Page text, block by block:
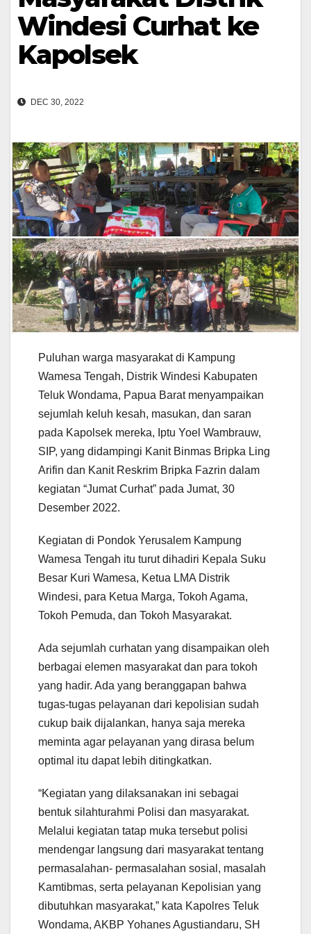
Windesi Curhat ke
Kapolsek
DEC 30, 2022
Puluhan warga masyarakat di Kampung
Wamesa Tengah, Distrik Windesi Kabupaten
Teluk Wondama, Papua Barat menyampaikan
sejumlah keluh kesah, masukan, dan saran
pada Kapolsek mereka, Iptu Yoel Wambrauw,
SIP, yang didampingi Kanit Binmas Bripka Ling
Arifin dan Kanit Reskrim Bripka Fazrin dalam
kegiatan “Jumat Curhat” pada Jumat, 30
Desember 2022.
Kegiatan di Pondok Yerusalem Kampung
Wamesa Tengah itu turut dihadiri Kepala Suku
Besar Kuri Wamesa, Ketua LMA Distrik
Windesi, para Ketua Marga, Tokoh Agama,
Tokoh Pemuda, dan Tokoh Masyarakat.
Ada sejumlah curhatan yang disampaikan oleh
berbagai elemen masyarakat dan para tokoh
yang hadir. Ada yang beranggapan bahwa
tugas-tugas pelayanan dari kepolisian sudah
cukup baik dijalankan, hanya saja mereka
meminta agar pelayanan yang dirasa belum
optimal itu dapat lebih ditingkatkan.
“Kegiatan yang dilaksanakan ini sebagai
bentuk silahturahmi Polisi dan masyarakat.
Melalui kegiatan tatap muka tersebut polisi
mendengar langsung dari masyarakat tentang
permasalahan- permasalahan sosial, masalah
Kamtibmas, serta pelayanan Kepolisian yang
dibutuhkan masyarakat,” kata Kapolres Teluk
Wondama, AKBP Yohanes Agustiandaru, SH